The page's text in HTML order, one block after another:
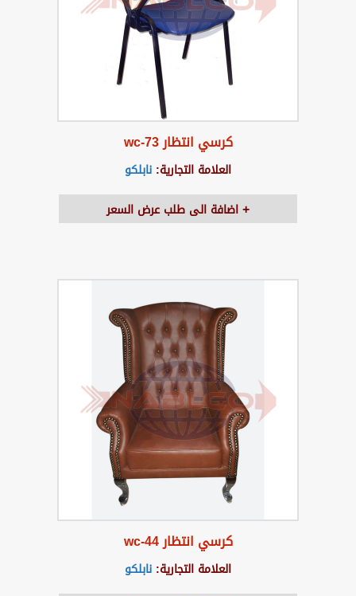
كرسي انتظار wc-73
العلامة التجارية: نابلكو
اضافة الى طلب عرض السعر
كرسي انتظار wc-44
العلامة التجارية: نابلكو